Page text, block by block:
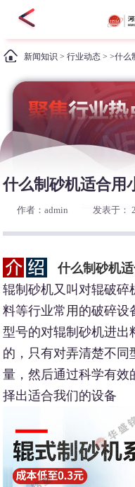
新闻知识 >行业动态 > >什么
什么制砂机适合用
作者：admin 发表于：
什么制砂机
辊制砂机又叫对辊破碎
料等行业常用的破碎设
型号的对辊制砂机进出
的，只有对弄清楚不
量，然后通过科学有效
择出适合我们的设备